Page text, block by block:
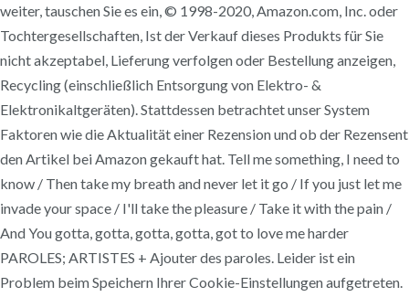
weiter, tauschen Sie es ein, © 1998-2020, Amazon.com, Inc. oder
Tochtergesellschaften, Ist der Verkauf dieses Produkts für Sie
nicht akzeptabel, Lieferung verfolgen oder Bestellung anzeigen,
Recycling (einschließlich Entsorgung von Elektro- &
Elektronikaltgeräten). Stattdessen betrachtet unser System
Faktoren wie die Aktualität einer Rezension und ob der Rezensent
den Artikel bei Amazon gekauft hat. Tell me something, I need to
know / Then take my breath and never let it go / If you just let me
invade your space / I'll take the pleasure / Take it with the pain /
And You gotta, gotta, gotta, gotta, got to love me harder
PAROLES; ARTISTES + Ajouter des paroles. Leider ist ein
Problem beim Speichern Ihrer Cookie-Einstellungen aufgetreten.